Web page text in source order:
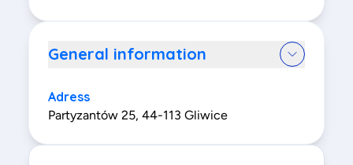
General information
Adress
Partyzantów 25, 44-113 Gliwice